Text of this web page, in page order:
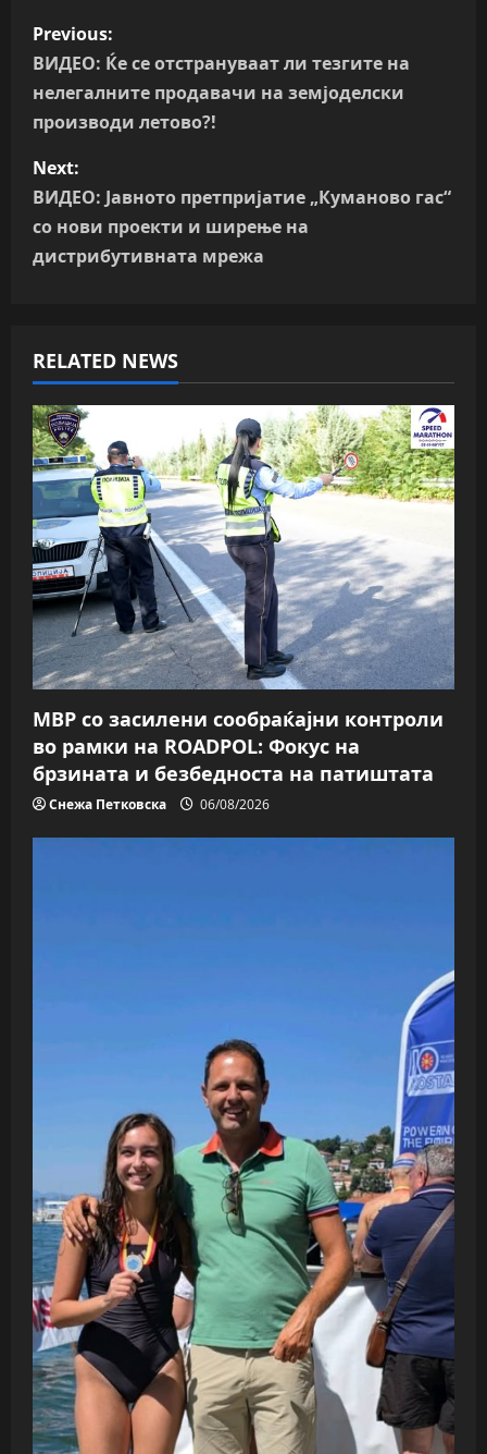
P
o
s
t
n
a
i
g
a
t
i
o
n
Previous:
ВИДЕО: Ќе се отстрануваат ли тезгите на
нелегалните продавачи на земјоделски
производи летово?!
Next:
ВИДЕО: Јавното претпријатие „Куманово гас“
со нови проекти и ширење на
дистрибутивната мрежа
RELATED NEWS
МВР со засилени сообраќајни контроли
во рамки на ROADPOL: Фокус на
брзината и безбедноста на патиштата
Снежа Петковска 06/08/2026